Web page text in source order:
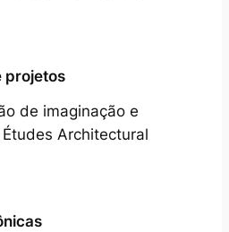
projetos
de imaginação e
Architectural